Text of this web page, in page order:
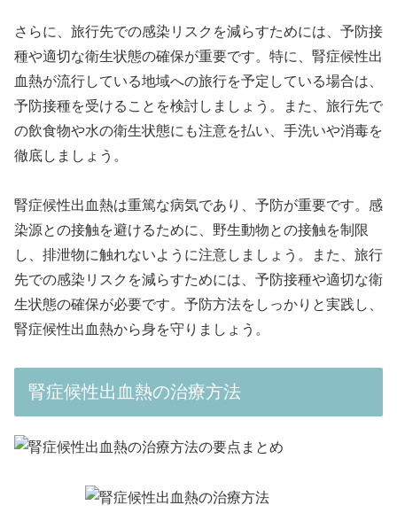
さらに、旅行先での感染リスクを減らすためには、予防接
種や適切な衛生状態の確保が重要です。特に、腎症候性出
血熱が流行している地域への旅行を予定している場合は、
予防接種を受けることを検討しましょう。また、旅行先で
の飲食物や水の衛生状態にも注意を払い、手洗いや消毒を
徹底しましょう。
腎症候性出血熱は重篤な病気であり、予防が重要です。感
染源との接触を避けるために、野生動物との接触を制限
し、排泄物に触れないように注意しましょう。また、旅行
先での感染リスクを減らすためには、予防接種や適切な衛
生状態の確保が必要です。予防方法をしっかりと実践し、
腎症候性出血熱から身を守りましょう。
腎症候性出血熱の治療方法